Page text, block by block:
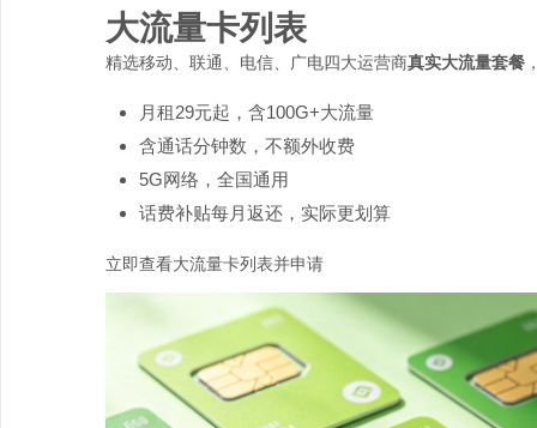
大流量卡列表
精选移动、联通、电信、广电四大运营商真实大流量套餐
月租29元起，含100G+大流量
含通话分钟数，不额外收费
5G网络，全国通用
话费补贴每月返还，实际更划算
立即查看大流量卡列表并申请